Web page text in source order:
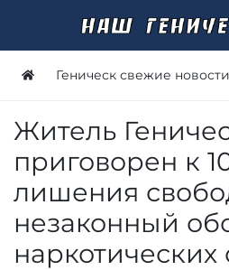
Геническ свежие новости
Житель
приговорен к
лишения
незаконный
наркотических